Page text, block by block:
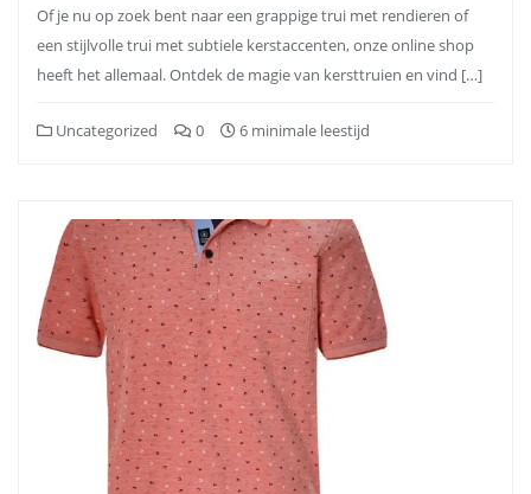
Of je nu op zoek bent naar een grappige trui met rendieren of
een stijlvolle trui met subtiele kerstaccenten, onze online shop
heeft het allemaal. Ontdek de magie van kersttruien en vind […]
Uncategorized 0 6 minimale leestijd